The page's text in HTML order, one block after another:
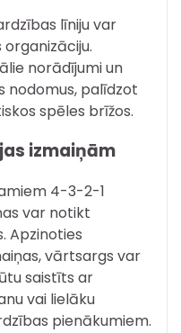
līniju var
norādījumi un
nodomus, palīdzot
spēles brīžos.
izmaiņām
4-3-2-1
var notikt
Apzinoties
vārtsargs var
saistīts ar
vai lielāku
pienākumiem.